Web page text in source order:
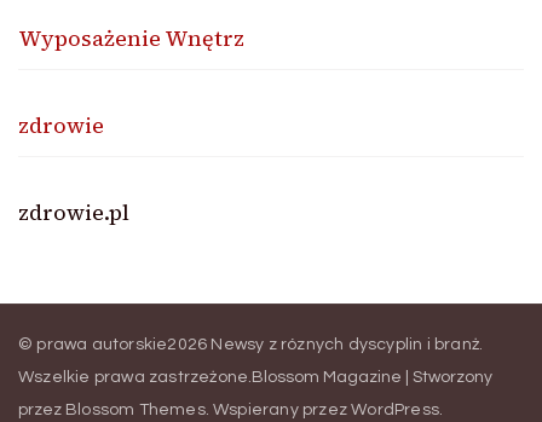
Wyposażenie Wnętrz
zdrowie
zdrowie.pl
© prawa autorskie2026 Newsy z róznych dyscyplin i branż.
Wszelkie prawa zastrzeżone. Blossom Magazine | Stworzony
przez Blossom Themes. Wspierany przezWordPress.